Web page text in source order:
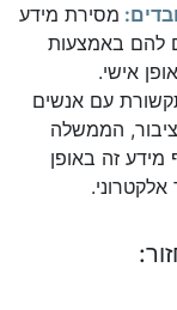
מסירת מידע
להם באמצעות
אישי.
עם אנשים
הממשלה
מידע זה באופן